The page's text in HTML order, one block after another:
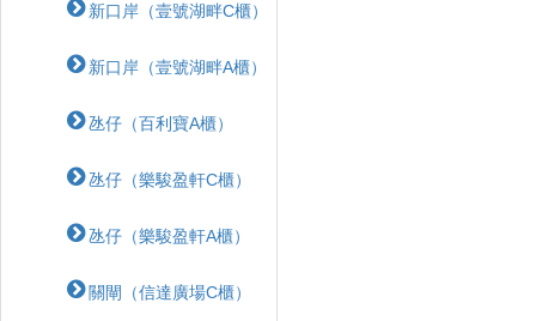
新口岸（壹號湖畔C櫃）
新口岸（壹號湖畔A櫃）
氹仔（百利寶A櫃）
氹仔（樂駿盈軒C櫃）
氹仔（樂駿盈軒A櫃）
關閘（信達廣場C櫃）